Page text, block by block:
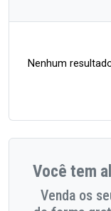
Nenhum
Você tem
Venda os